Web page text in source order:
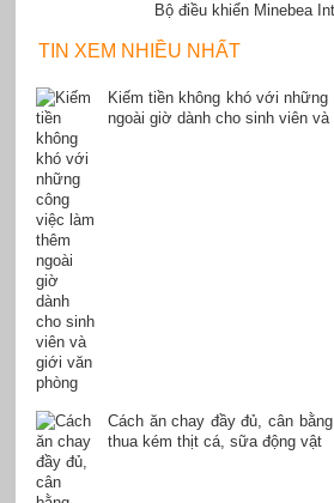
Bộ điều khiển Minebea
TIN XEM NHIỀU NHẤT
Kiếm tiền không khó với
ngoài giờ dành cho sinh viên
Cách ăn chay đầy đủ, cân
thua kém thịt cá, sữa động vật